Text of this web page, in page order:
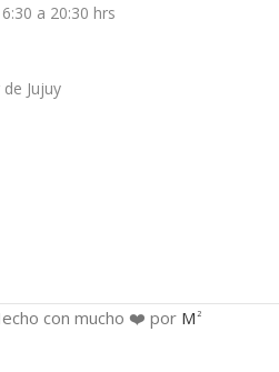
a 20:30 hrs
Jujuy
con mucho ❤️ por M 2